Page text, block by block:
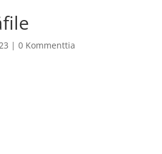
|0 Kommenttia